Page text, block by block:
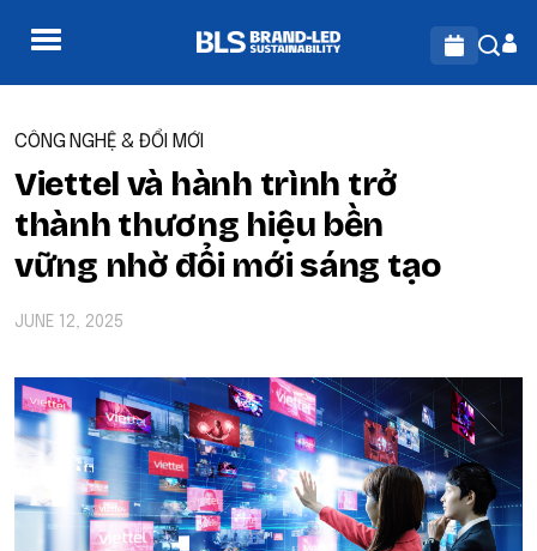
CÔNG NGHỆ & ĐỔI MỚI
Viettel và hành trình trở
thành thương hiệu bền
vững nhờ đổi mới sáng tạo
JUNE 12, 2025